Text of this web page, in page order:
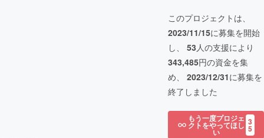
このプロジェクトは、
2023/11/15に募集を開始
し、 53人の支援により
343,485円の資金を集
め、 2023/12/31に募集を
終了しました
もう一度プロジェ
クトをやってほし
い
3
5